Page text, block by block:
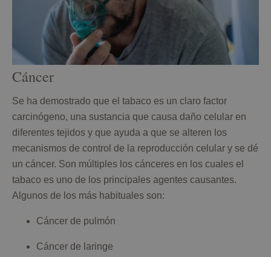
Cáncer
Se ha demostrado que el tabaco es un claro factor
carcinógeno, una sustancia que causa daño celular en
diferentes tejidos y que ayuda a que se alteren los
mecanismos de control de la reproducción celular y se dé
un cáncer. Son múltiples los cánceres en los cuales el
tabaco es uno de los principales agentes causantes.
Algunos de los más habituales son:
Cáncer de pulmón
Cáncer de laringe